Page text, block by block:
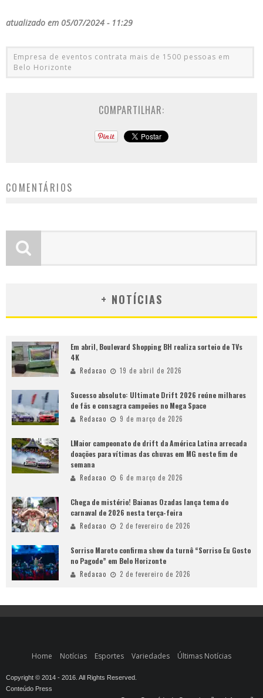
atualizado em 05/07/2024 - 11:29
Empresa de eventos contrata mais de 1500 pessoas em
Belo Horizonte
COMPARTILHAR:
COMENTÁRIOS
+ NOTÍCIAS
Em abril, Boulevard Shopping BH realiza sorteio de TVs
4K
Redacao 19 de abril de 2026
Sucesso absoluto: Ultimate Drift 2026 reúne milhares
de fãs e consagra campeões no Mega Space
Redacao 9 de março de 2026
LMaior campeonato de drift da América Latina arrecada
doações para vítimas das chuvas em MG neste fim de
semana
Redacao 6 de março de 2026
Chega de mistério! Baianas Ozadas lança tema do
carnaval de 2026 nesta terça-feira
Redacao 2 de fevereiro de 2026
Sorriso Maroto confirma show da turnê “Sorriso Eu Gosto
no Pagode” em Belo Horizonte
Redacao 2 de fevereiro de 2026
Home Notícias Esportes Variedades Últimas Notícias
Copyright © 2014 - 2016. All Rights Reserved.
Conteúdo Press